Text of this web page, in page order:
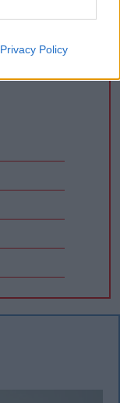
Privacy Policy